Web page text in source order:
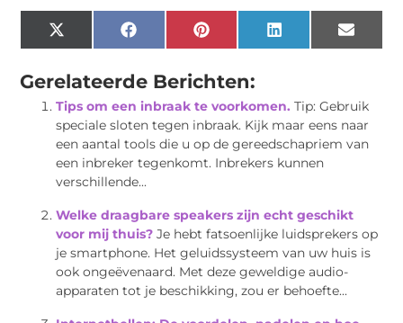
X
(Twitter)
FacebookPinterestLinkedInEmail
Gerelateerde Berichten:
Tips om een inbraak te voorkomen. Tip: Gebruik
speciale sloten tegen inbraak. Kijk maar eens naar
een aantal tools die u op de gereedschapriem van
een inbreker tegenkomt. Inbrekers kunnen
verschillende...
Welke draagbare speakers zijn echt geschikt
voor mij thuis? Je hebt fatsoenlijke luidsprekers op
je smartphone. Het geluidssysteem van uw huis is
ook ongeëvenaard. Met deze geweldige audio-
apparaten tot je beschikking, zou er behoefte...